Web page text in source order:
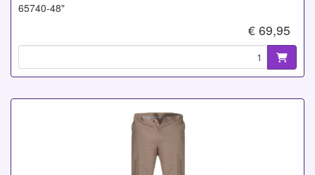
65740-48"
€ 69,95